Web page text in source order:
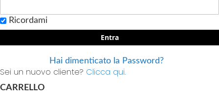
Ricordami
Entra
Hai dimenticato la Password?
Sei un nuovo cliente? Clicca qui.
CARRELLO